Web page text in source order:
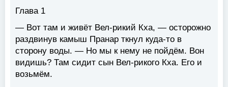
Глава 1
— Вот там и живёт Вел-рикий Кха, — осторожно
раздвинув камыш Пранар ткнул куда-то в
сторону воды. — Но мы к нему не пойдём. Вон
видишь? Там сидит сын Вел-рикого Кха. Его и
возьмём.